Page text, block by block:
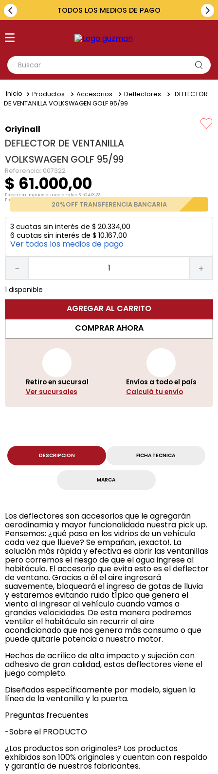
TODOS LOS MEDIOS DE PAGO
Buscar
1.
toyota
5. chevrolet
Productos Accesorios Deflectores
DEFLECTOR
DE VENTANILLA VOLKSWAGEN GOLF 95/99
Oriyinall
DEFLECTOR DE VENTANILLA
VOLKSWAGEN GOLF 95/99
Referencia: 007322
$ 61.000,00
Precio sin impuestos nacionales:$ 50.413,22
Precio por unidad:
20%OFF TRANSFERENCIA BANCARIA
3 cuotas sin interés de $ 20.334,00
6 cuotas sin interés de $ 10.167,00
Ver todos los medios de pago
＋
－
1 disponible
AGREGAR AL CARRITO
COMPRAR AHORA
Retiro en sucursal
Ver sucursales
Envíos a todo el país
Calculá tu envío
DESCRIPCION FICHA TECNICA
MARCA
Los deflectores son accesorios que le agregarán
aerodinamia y mayor funcionalidada nuestra pick up.
Pensemos: ¿qué pasa en los vidrios de un vehículo
cada vez que llueve? Se empañan, ¡exacto!. La
solución más rápida y efectiva es abrir las ventanillas
pero corremos el riesgo de que el agua ingrese al
habitáculo. El accesorio que evita esto es el deflector
de ventana. Gracias a él el aire ingresará
suavemente, bloqueará el ingreso de gotas de lluvia
y estaremos evitando ruido típico que genera el
viento al ingresar al vehículo cuando vamos a
grandes velocidades. De esta manera podremos
ventilar el habitáculo sin recurrir al aire
acondicionado que nos genera más consumo o que
puede quitarle potencia a nuestro motor.
Hechos de acrílico de alto impacto y sujeción con
adhesivo de gran calidad, estos deflectores viene el
juego completo.
Diseñados específicamente por modelo, siguen la
línea de la ventanilla y la puerta.
Preguntas frecuentes
-Sobre el PRODUCTO
¿Los productos son originales? Los productos
exhibidos son 100% originales y cuentan con respaldo
y garantía de nuestros fabricantes.